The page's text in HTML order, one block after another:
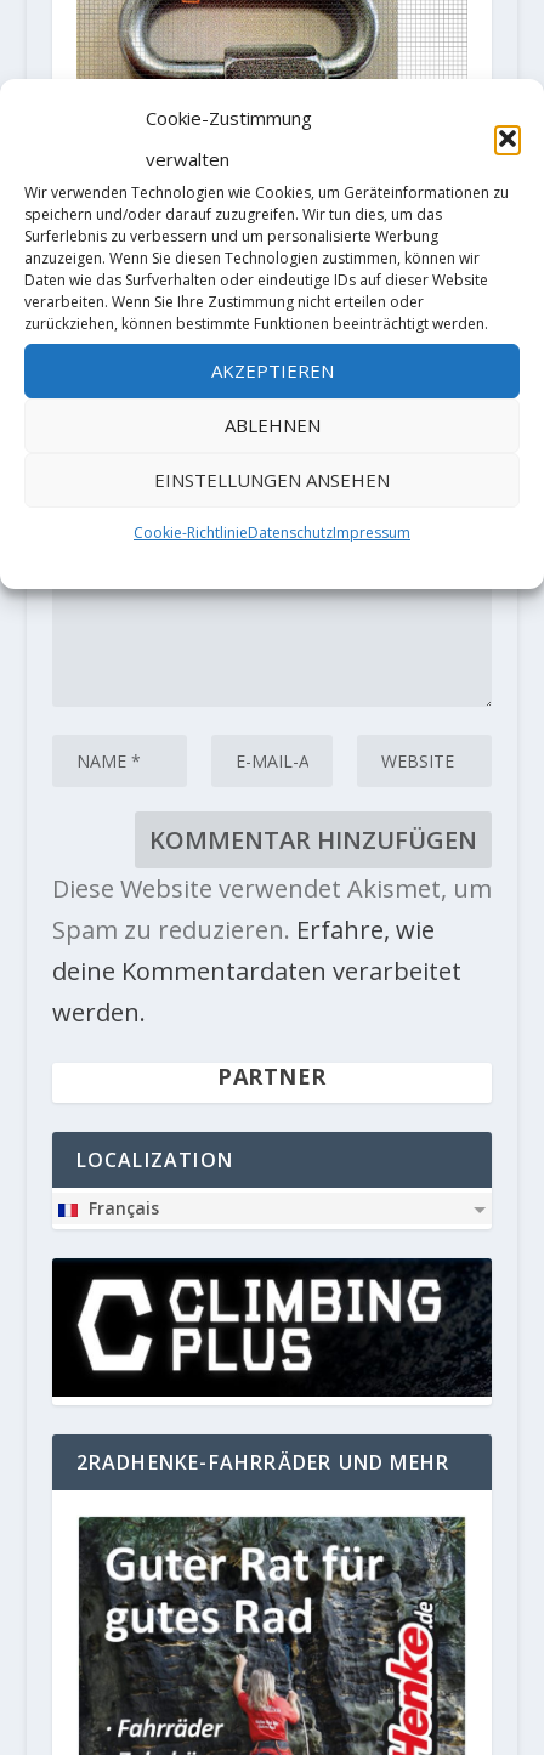
Cookie-Zustimmung
verwalten
Wir verwenden Technologien wie Cookies, um Geräteinformationen zu
speichern und/oder darauf zuzugreifen. Wir tun dies, um das
Surferlebnis zu verbessern und um personalisierte Werbung
anzuzeigen. Wenn Sie diesen Technologien zustimmen, können wir
Daten wie das Surfverhalten oder eindeutige IDs auf dieser Website
verarbeiten. Wenn Sie Ihre Zustimmung nicht erteilen oder
zurückziehen, können bestimmte Funktionen beeinträchtigt werden.
AKZEPTIEREN
ABLEHNEN
EINSTELLUNGEN ANSEHEN
Cookie-RichtlinieDatenschutzImpressum
Sicherheitswarnung: Maillon
Rapide von Peguet
13. April 2021
HINTERLASSE EINE ANTWORT
Deine E-Mail-Adresse wird nicht
Erforderliche Felder
markiert
Diese Website verwendet Akismet, um
Spam zu reduzieren. Erfahre, wie
deine Kommentardaten verarbeitet
werden.
PARTNER
LOCALIZATION
Français
2RADHENKE-FAHRRÄDER UND MEHR